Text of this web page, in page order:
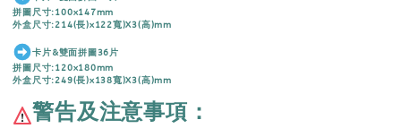
拼圖尺寸:100x147mm
外盒尺寸:214(長)x122寬)X3(高)mm
卡片&雙面拼圖36片
拼圖尺寸:120x180mm
外盒尺寸:249(長)x138寬)X3(高)mm
警告及注意事項：